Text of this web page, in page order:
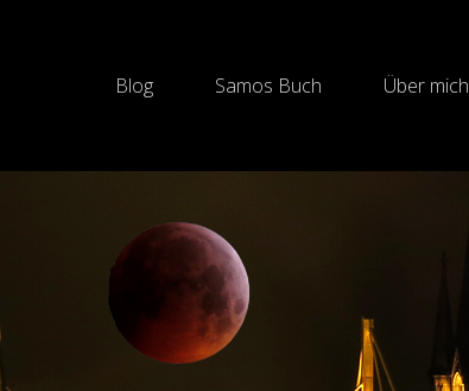
Blog Samos Buch Über mich